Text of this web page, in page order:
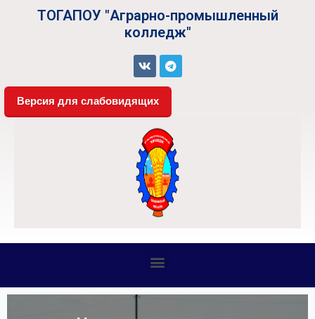
ТОГАПОУ "Аграрно-промышленный
колледж"
Версия для слабовидящих